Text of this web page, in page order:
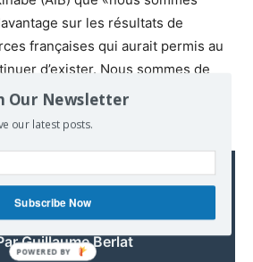
sur les résultats de
françaises qui aurait permis au
d’exister. Nous sommes de
au contraire que la France fait
française! |
Guillaume Berlat
Our Newsletter
our latest posts.
Subscribe Now